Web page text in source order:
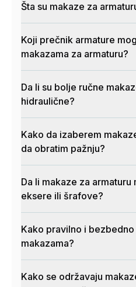
Šta su makaze za
Koji prečnik armature
makazama za armaturu?
Da li su bolje ručne
hidraulične?
Kako da izaberem
da obratim pažnju?
Da li makaze za armaturu
eksere ili šrafove?
Kako pravilno i
makazama?
Kako se održavaju